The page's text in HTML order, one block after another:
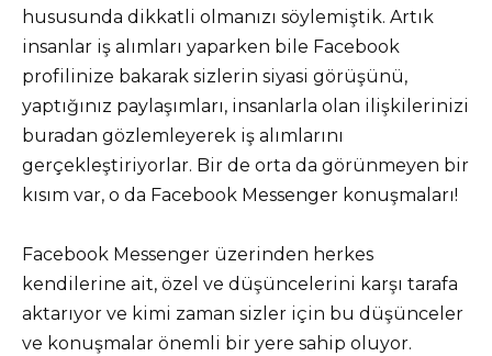
hususunda dikkatli olmanızı söylemiştik. Artık
insanlar iş alımları yaparken bile Facebook
profilinize bakarak sizlerin siyasi görüşünü,
yaptığınız paylaşımları, insanlarla olan ilişkilerinizi
buradan gözlemleyerek iş alımlarını
gerçekleştiriyorlar. Bir de orta da görünmeyen bir
kısım var, o da Facebook Messenger konuşmaları!
Facebook Messenger üzerinden herkes
kendilerine ait, özel ve düşüncelerini karşı tarafa
aktarıyor ve kimi zaman sizler için bu düşünceler
ve konuşmalar önemli bir yere sahip oluyor.